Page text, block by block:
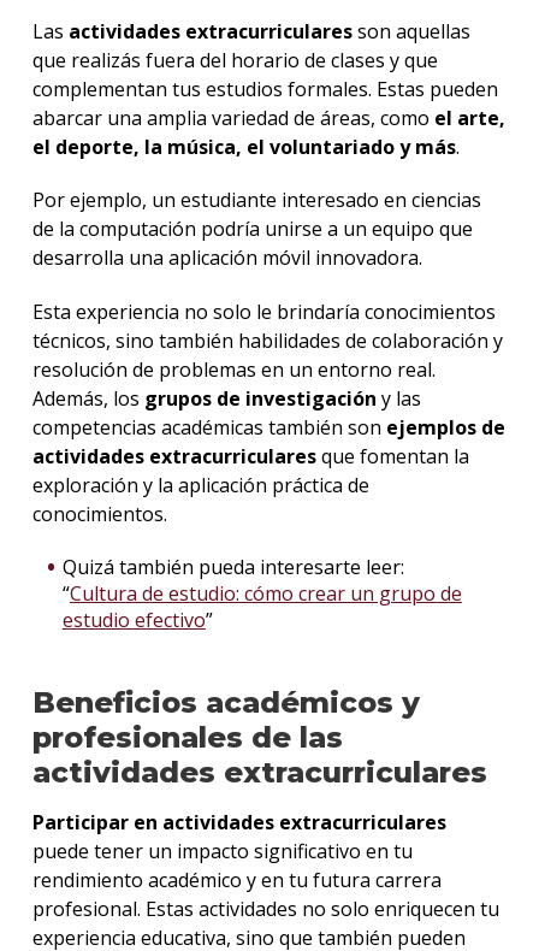
Las actividades extracurricularesson aquellas
que realizás fuera del horario de clases y que
complementan tus estudios formales. Estas pueden
abarcar una amplia variedad de áreas, como el arte,
el deporte, la música, el voluntariado y más.
Por ejemplo, un estudiante interesado en ciencias
de la computación podría unirse a un equipo que
desarrolla una aplicación móvil innovadora.
Esta experiencia no solo le brindaría conocimientos
técnicos, sino también habilidades de colaboración y
resolución de problemas en un entorno real.
Además, los grupos de investigación y las
competencias académicas también son ejemplos de
actividades extracurricularesque fomentan la
exploración y la aplicación práctica de
conocimientos.
Quizá también pueda interesarte leer:
“Cultura de estudio: cómo crear un grupo de
estudio efectivo”
Beneficios académicos y
profesionales de las
actividades extracurriculares
Participar en actividades extracurriculares
puede tener un impacto significativo en tu
rendimiento académico y en tu futura carrera
profesional. Estas actividades no solo enriquecen tu
experiencia educativa, sino que también pueden